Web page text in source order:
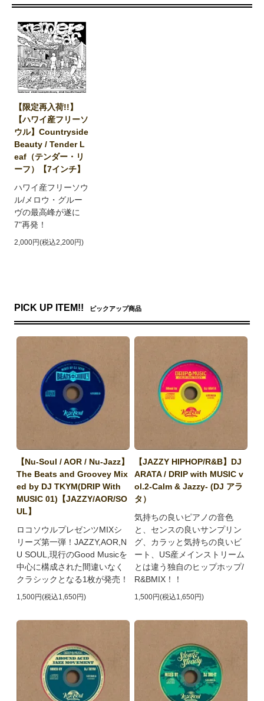
【限定再入荷!!】
【ハワイ産フリーソ
ウル】Countryside
Beauty / Tender L
eaf（テンダー・リ
ーフ）【7インチ】
ハワイ産フリーソウ
ル/メロウ・グルー
ヴの最高峰が遂に
7"再発！
2,000円(税込2,200円)
PICK UP ITEM!! ピックアップ商品
【Nu-Soul / AOR / Nu-Jazz】
The Beats and Groovey Mix
ed by DJ TKYM(DRIP With
MUSIC 01)【JAZZY/AOR/SO
UL】
ロコソウルプレゼンツMIXシ
リーズ第一弾！JAZZY,AOR,N
U SOUL,現行のGood Musicを
中心に構成された間違いなく
クラシックとなる1枚が発売！
1,500円(税込1,650円)
【JAZZY HIPHOP/R&B】DJ
ARATA / DRIP with MUSIC v
ol.2-Calm & Jazzy- (DJ アラ
タ）
気持ちの良いピアノの音色
と、センスの良いサンプリン
グ、カラッと気持ちの良いビ
ート、US産メインストリーム
とは違う独自のヒップホップ/
R&BMIX！！
1,500円(税込1,650円)